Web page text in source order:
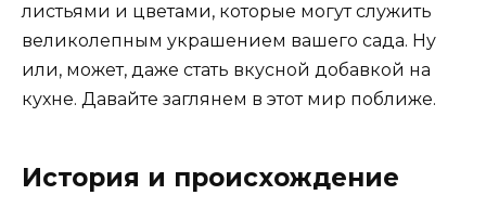
листьями и цветами, которые могут служить
великолепным украшением вашего сада. Ну
или, может, даже стать вкусной добавкой на
кухне. Давайте заглянем в этот мир поближе.
История и происхождение